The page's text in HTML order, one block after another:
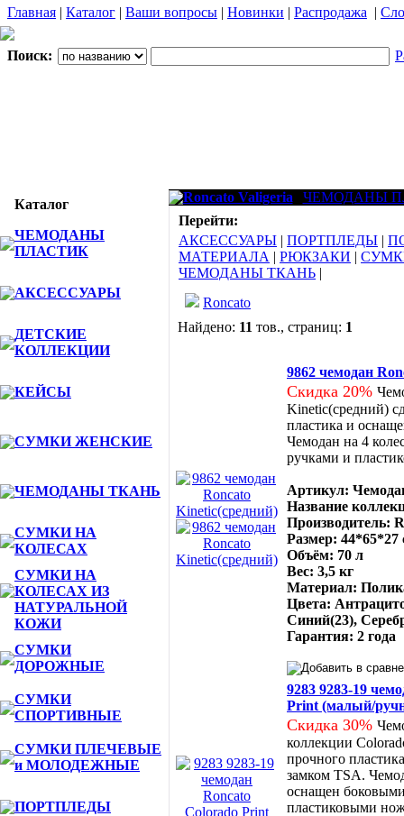
Главная | Каталог | Ваши вопросы | Новинки | Распродажа |
Поиск:
Каталог
ЧЕМОДАНЫ
ПЛАСТИК
АКСЕССУАРЫ
ДЕТСКИЕ
КОЛЛЕКЦИИ
КЕЙСЫ
СУМКИ ЖЕНСКИЕ
ЧЕМОДАНЫ ТКАНЬ
СУМКИ НА
КОЛЕСАХ
СУМКИ НА
КОЛЕСАХ ИЗ
НАТУРАЛЬНОЙ
КОЖИ
СУМКИ
ДОРОЖНЫЕ
СУМКИ
СПОРТИВНЫЕ
СУМКИ ПЛЕЧЕВЫЕ
и МОЛОДЕЖНЫЕ
ПОРТПЛЕДЫ
Roncato Valigeria
ЧЕМОДАНЫ
Перейти:
АКСЕССУАРЫ | ПОРТПЛЕДЫ |
МАТЕРИАЛА | РЮКЗАКИ |
ЧЕМОДАНЫ ТКАНЬ |
Roncato
Найдено: 11 тов., страниц: 1
9862 чемодан
Скидка 20%
Kinetic(средний)
пластика и
Чемодан на 4
ручками и
Артикул:
Название
Производитель:
Размер: 44*65*27
Объём: 70 л
Вес: 3,5 кг
Материал:
Цвета:
Синий(23),
Гарантия: 2 года
9283 9283-19
Print (малый/
Скидка 30%
коллекции
прочного
замком TSA.
оснащен
пластиковыми